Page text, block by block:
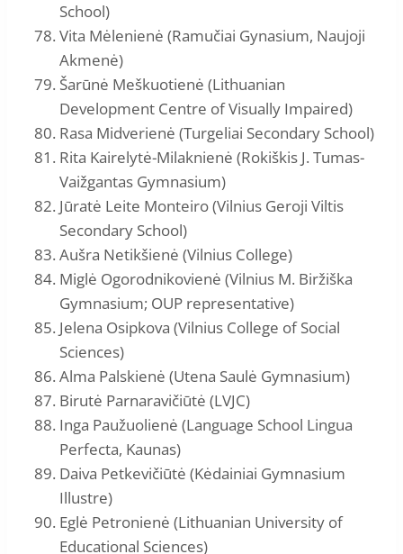
School)
Vita Mėlenienė (Ramučiai Gynasium, Naujoji
Akmenė)
Šarūnė Meškuotienė (Lithuanian
Development Centre of Visually Impaired)
Rasa Midverienė (Turgeliai Secondary School)
Rita Kairelytė-Milaknienė (Rokiškis J. Tumas-
Vaižgantas Gymnasium)
Jūratė Leite Monteiro (Vilnius Geroji Viltis
Secondary School)
Aušra Netikšienė (Vilnius College)
Miglė Ogorodnikovienė (Vilnius M. Biržiška
Gymnasium; OUP representative)
Jelena Osipkova (Vilnius College of Social
Sciences)
Alma Palskienė (Utena Saulė Gymnasium)
Birutė Parnaravičiūtė (LVJC)
Inga Paužuolienė (Language School Lingua
Perfecta, Kaunas)
Daiva Petkevičiūtė (Kėdainiai Gymnasium
Illustre)
Eglė Petronienė (Lithuanian University of
Educational Sciences)